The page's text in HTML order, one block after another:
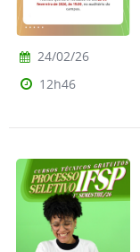
24/02/26
12h46